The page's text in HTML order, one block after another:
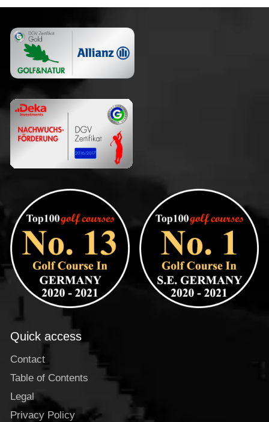
Quick access
Contact
Table of Contents
Legal
Privacy Policy